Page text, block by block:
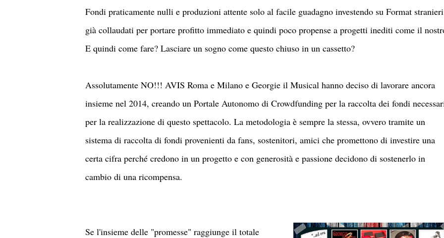
Fondi praticamente nulli e produzioni attente solo al facile guadagno investendo su Format stranieri
già collaudati per portare profitto immediato e quindi poco propense a progetti inediti come il
E quindi come fare? Lasciare un sogno come questo chiuso in un cassetto?
Assolutamente NO!!! AVIS Roma e Milano e Georgie il Musical hanno deciso di lavorare ancora
insieme nel 2014, creando un Portale Autonomo di Crowdfunding per la raccolta dei fondi
per la realizzazione di questo spettacolo. La metodologia è sempre la stessa, ovvero tramite un
sistema di raccolta di fondi provenienti da fans, sostenitori, amici che promettono di investire una
certa cifra perché credono in un progetto e con generosità e passione decidono di sostenerlo in
cambio di una ricompensa.
Se l'insieme delle "promesse" raggiunge il totale